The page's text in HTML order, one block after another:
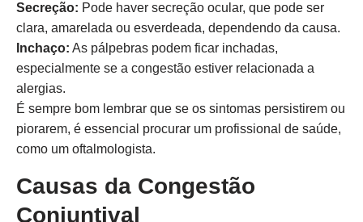
Secreção: Pode haver secreção ocular, que pode ser
clara, amarelada ou esverdeada, dependendo da causa.
Inchaço: As pálpebras podem ficar inchadas,
especialmente se a congestão estiver relacionada a
alergias.
É sempre bom lembrar que se os sintomas persistirem ou
piorarem, é essencial procurar um profissional de saúde,
como um oftalmologista.
Causas da Congestão
Conjuntival